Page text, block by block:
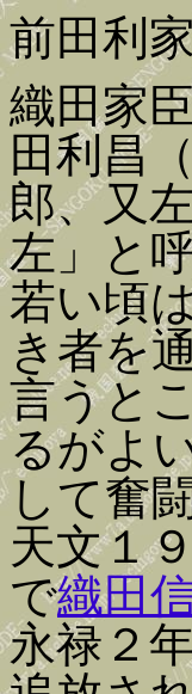
前田利
織田家
田利昌
郎、又
左」と
若い頃
き者を
言うと
るがよ
して奮
天文１
で織田
永禄２